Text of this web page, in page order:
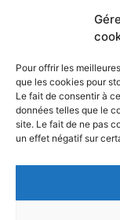
Pour offrir les
que les cookies pour
Le fait de consentir à
données telles que le
site. Le fait de ne pas
un effet négatif sur